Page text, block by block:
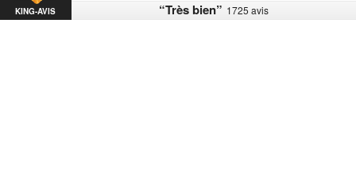
KING-AVIS “Très bien” 1725 avis